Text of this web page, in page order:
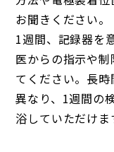
お聞きください。
1週間、記録器を
医からの指示や
てください。長
異なり、1週間の
浴していただけま